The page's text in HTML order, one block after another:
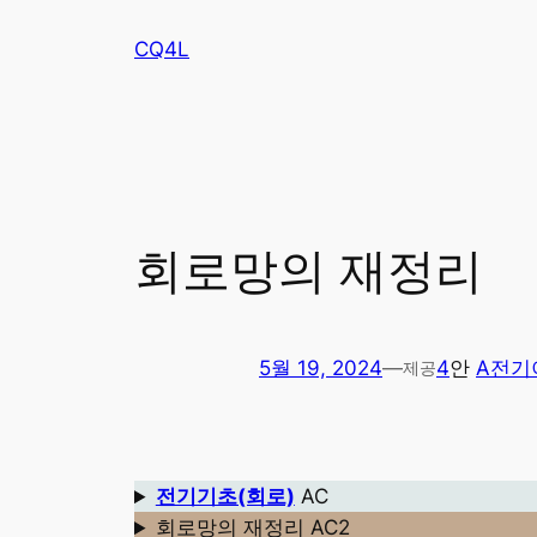
CQ4L
회로망의 재정리
5월 19, 2024—제공4안 A전기
전기기초(회로) AC
회로망의 재정리 AC2